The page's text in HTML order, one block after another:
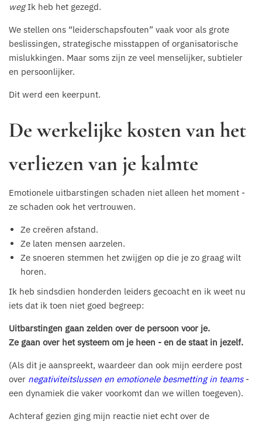
wegIk heb het gezegd.
We stellen ons “leiderschapsfouten” vaak voor als grote
beslissingen, strategische misstappen of organisatorische
mislukkingen. Maar soms zijn ze veel menselijker, subtieler
en persoonlijker.
Dit werd een keerpunt.
De werkelijke kosten van het
verliezen van je kalmte
Emotionele uitbarstingen schaden niet alleen het moment -
ze schaden ook het vertrouwen.
Ze creëren afstand.
Ze laten mensen aarzelen.
Ze snoeren stemmen het zwijgen op die je zo graag wilt
horen.
Ik heb sindsdien honderden leiders gecoacht en ik weet nu
iets dat ik toen niet goed begreep:
Uitbarstingen gaan zelden over de persoon voor je.
Ze gaan over het systeem om je heen - en de staat in jezelf.
(Als dit je aanspreekt, waardeer dan ook mijn eerdere post
over negativiteitslussen en emotionele besmetting in teams-
een dynamiek die vaker voorkomt dan we willen toegeven).
Achteraf gezien ging mijn reactie niet echt over de